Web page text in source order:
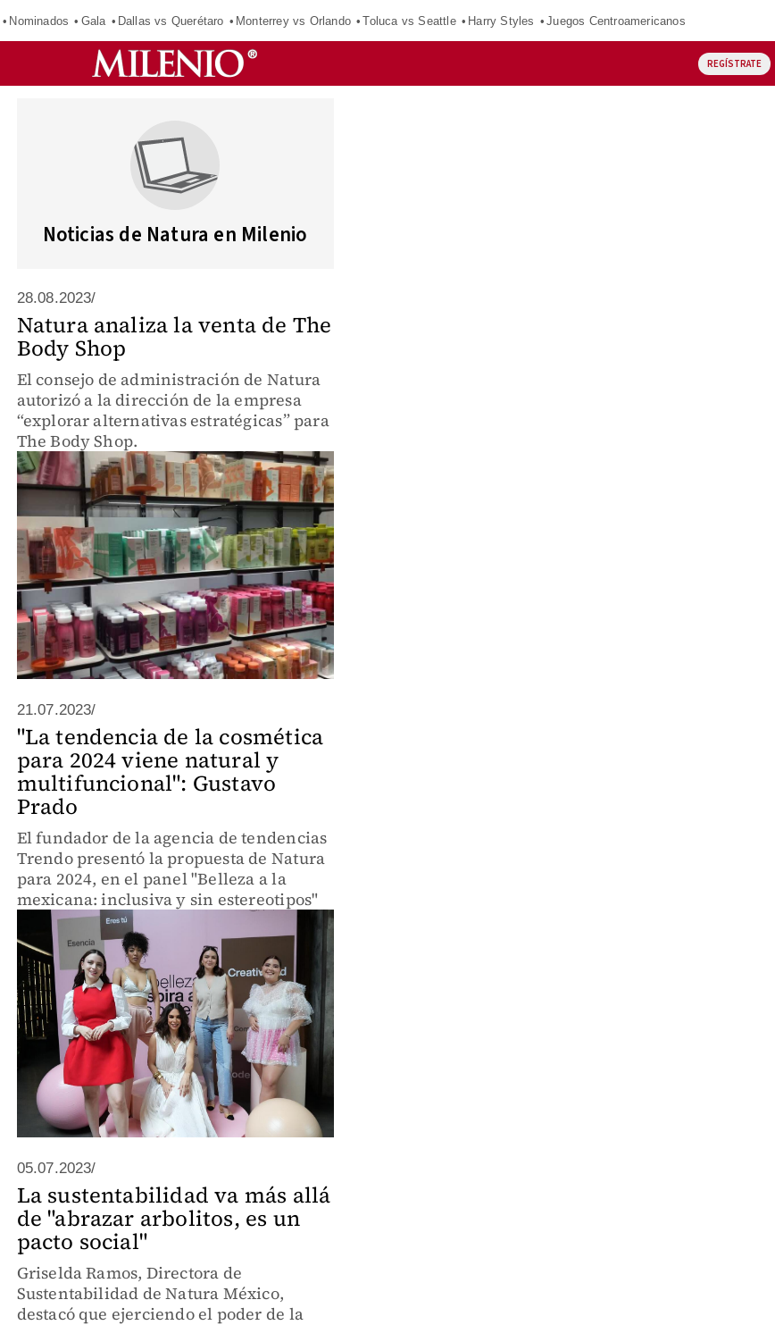
Nominados Gala Dallas vs Querétaro Monterrey vs Orlando Toluca vs Seattle Harry Styles Juegos Centroamericanos
REGÍSTRATE
Noticias de Natura en Milenio
28.08.2023/
Natura analiza la venta de The
Body Shop
El consejo de administración de Natura
autorizó a la dirección de la empresa
“explorar alternativas estratégicas” para
The Body Shop.
21.07.2023/
"La tendencia de la cosmética
para 2024 viene natural y
multifuncional": Gustavo
Prado
El fundador de la agencia de tendencias
Trendo presentó la propuesta de Natura
para 2024, en el panel "Belleza a la
mexicana: inclusiva y sin estereotipos"
05.07.2023/
La sustentabilidad va más allá
de "abrazar arbolitos, es un
pacto social"
Griselda Ramos, Directora de
Sustentabilidad de Natura México,
destacó que ejerciendo el poder de la